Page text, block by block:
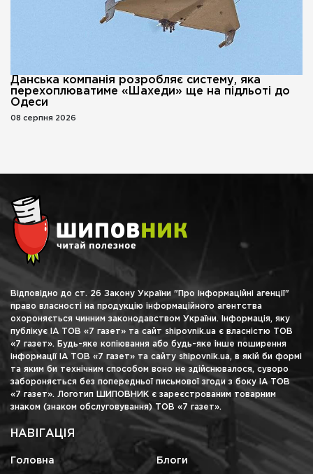
Данська компанія розробляє систему, яка
перехоплюватиме «Шахеди» ще на підльоті до
Одеси
08 серпня 2026
Відповідно до ст. 26 Закону України "Про інформаційні агенції"
право власності на продукцію інформаційного агентства
охороняється чинним законодавством України. Інформація, яку
публікує ІА ТОВ «7 газет» та сайт shipovnik.ua є власністю ТОВ
«7 газет». Будь-яке копіювання або будь-яке інше поширення
інформації ІА ТОВ «7 газет» та сайту shipovnik.ua, в якій би формі
та яким би технічним способом воно не здійснювалося, суворо
забороняється без попередньої письмової згоди з боку ІА ТОВ
«7 газет». Логотип ШИПОВНИК є зареєстрованим товарним
знаком (знаком обслуговування) ТОВ «7 газет».
НАВІГАЦІЯ
Головна Блоги